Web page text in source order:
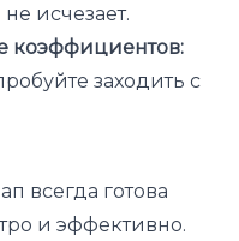
исчезает.
коэффициентов:
заходить с
всегда готова
и эффективно.